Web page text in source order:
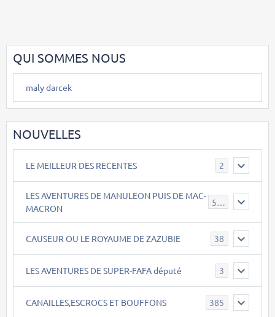
QUI SOMMES NOUS
maly darcek
NOUVELLES
LE MEILLEUR DES RECENTES 2
LES AVENTURES DE MANULEON PUIS DE MAC-
MACRON
543
CAUSEUR OU LE ROYAUME DE ZAZUBIE 38
LES AVENTURES DE SUPER-FAFA député 3
CANAILLES,ESCROCS ET BOUFFONS 385